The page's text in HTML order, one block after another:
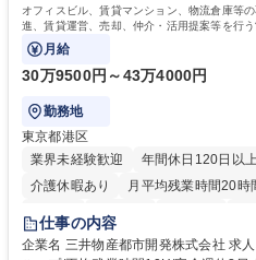
オフィスビル、賃貸マンション、物流倉庫等
進、賃貸運営、売却、仲介・活用提案等を行
ます。
月給
30万9500円～43万4000円
勤務地
東京都港区
業界未経験歓迎
年間休日120日以上
介護休暇あり
月平均残業時間20時
在宅OK
賞与あり
駅近5分以内
土日祝休み 寮・社
仕事の内容
企業名 三井物産都市開発株式会社 求人名 【営業事務】業務職/三井物産グ